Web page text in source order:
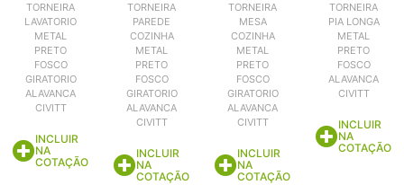
TORNEIRA
LAVATORIO
METAL
PRETO
FOSCO
GIRATORIO
ALAVANCA
CIVITT
INCLUIR
NA
COTAÇÃO
TORNEIRA
PAREDE
COZINHA
METAL
PRETO
FOSCO
GIRATORIO
ALAVANCA
CIVITT
INCLUIR
NA
COTAÇÃO
TORNEIRA
MESA
COZINHA
METAL
PRETO
FOSCO
GIRATORIO
ALAVANCA
CIVITT
INCLUIR
NA
COTAÇÃO
TORNEIRA
PIA LONGA
METAL
PRETO
FOSCO
ALAVANCA
CIVITT
INCLUIR
NA
COTAÇÃO